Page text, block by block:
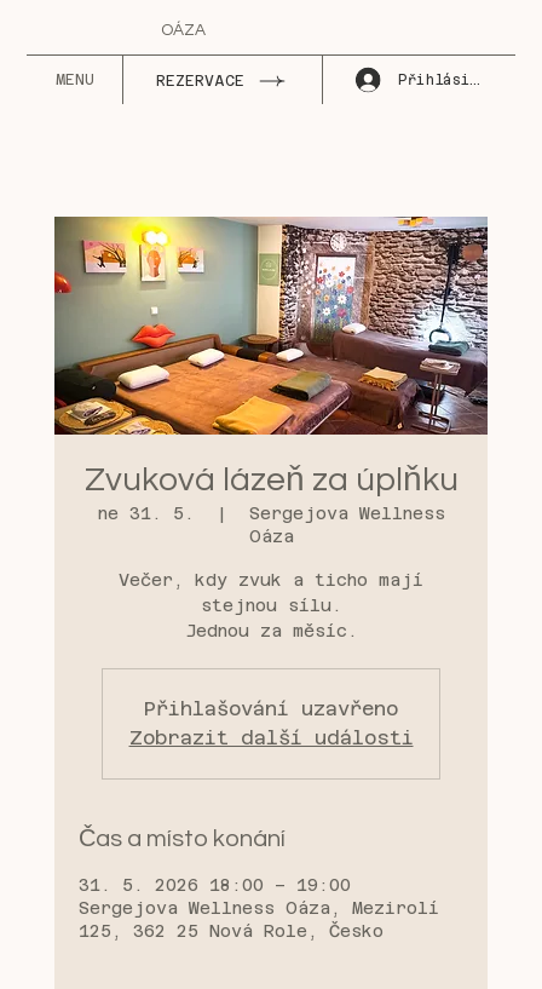
OÁZA
MENU REZERVACE Přihlásit se
Zvuková lázeň za úplňku
ne 31. 5.
  |
Sergejova Wellness
Oáza
Večer, kdy zvuk a ticho mají
stejnou sílu.
Jednou za měsíc.
Přihlašování uzavřeno
Zobrazit další události
Čas a místo konání
31. 5. 2026 18:00 – 19:00
Sergejova Wellness Oáza, Mezirolí
125, 362 25 Nová Role, Česko